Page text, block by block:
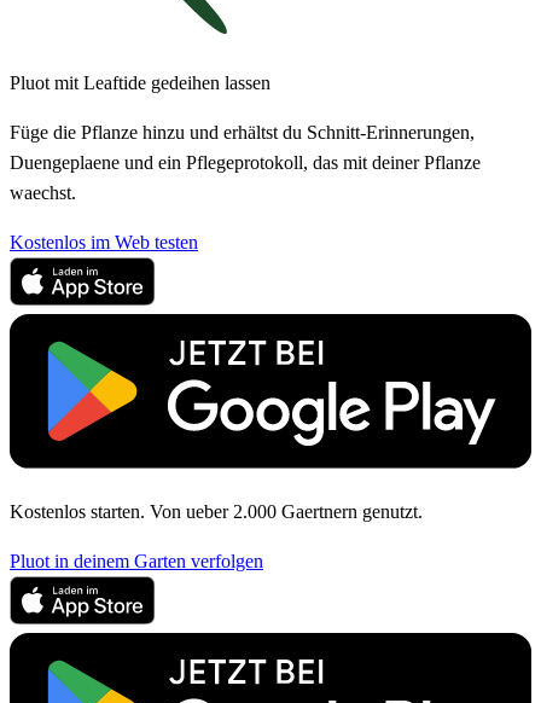
Pluot mit Leaftide gedeihen lassen
Füge die Pflanze hinzu und erhältst du Schnitt-Erinnerungen,
Duengeplaene und ein Pflegeprotokoll, das mit deiner Pflanze
waechst.
Kostenlos im Web testen
Kostenlos starten. Von ueber 2.000 Gaertnern genutzt.
Pluot in deinem Garten verfolgen